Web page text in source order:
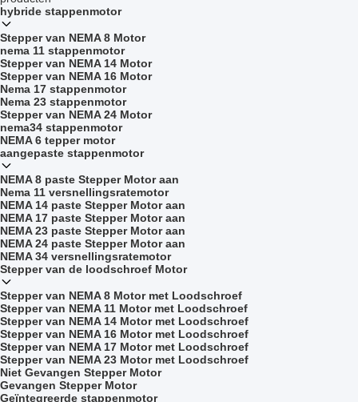
hybride stappenmotor
Stepper van NEMA 8 Motor
nema 11 stappenmotor
Stepper van NEMA 14 Motor
Stepper van NEMA 16 Motor
Nema 17 stappenmotor
Nema 23 stappenmotor
Stepper van NEMA 24 Motor
nema34 stappenmotor
NEMA 6 tepper motor
aangepaste stappenmotor
NEMA 8 paste Stepper Motor aan
Nema 11 versnellingsratemotor
NEMA 14 paste Stepper Motor aan
NEMA 17 paste Stepper Motor aan
NEMA 23 paste Stepper Motor aan
NEMA 24 paste Stepper Motor aan
NEMA 34 versnellingsratemotor
Stepper van de loodschroef Motor
Stepper van NEMA 8 Motor met Loodschroef
Stepper van NEMA 11 Motor met Loodschroef
Stepper van NEMA 14 Motor met Loodschroef
Stepper van NEMA 16 Motor met Loodschroef
Stepper van NEMA 17 Motor met Loodschroef
Stepper van NEMA 23 Motor met Loodschroef
Niet Gevangen Stepper Motor
Gevangen Stepper Motor
Geïntegreerde stappenmotor